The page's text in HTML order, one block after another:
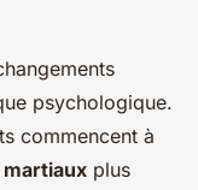
psychologique.
commencent à
plus